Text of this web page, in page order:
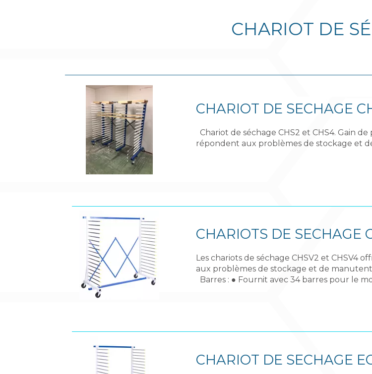
CHARIOT DE
CHARIOT DE SECHAGE
Chariot de séchage CHS2 et CHS4. Gain
répondent aux problèmes de stockage et
CHARIOTS DE SECHAGE
Les chariots de séchage CHSV2 et CHSV4
aux problèmes de stockage et de
Barres : ● Fournit avec 34 barres pour le
CHARIOT DE SECHAGE